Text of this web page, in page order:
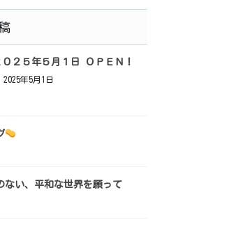
０２５年５月１日 ＯＰＥＮ！
2025年5月1日
ない、平和な世界を願って